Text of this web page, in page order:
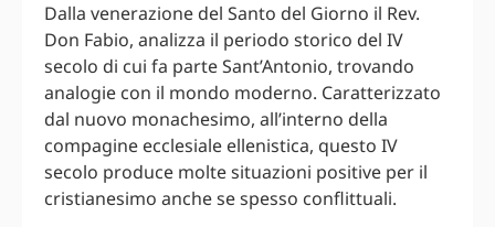
Dalla venerazione del Santo del Giorno il Rev.
Don Fabio, analizza il periodo storico del IV
secolo di cui fa parte Sant’Antonio, trovando
analogie con il mondo moderno. Caratterizzato
dal nuovo monachesimo, all’interno della
compagine ecclesiale ellenistica, questo IV
secolo produce molte situazioni positive per il
cristianesimo anche se spesso conflittuali.